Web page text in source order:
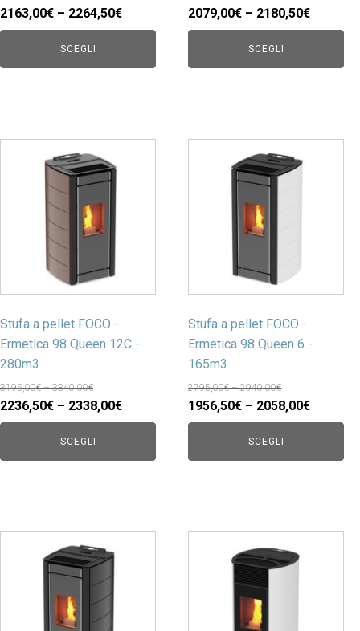
2163,00€ – 2264,50€
SCEGLI
2079,00€ – 2180,50€
SCEGLI
Stufa a pellet FOCO -
Ermetica 98 Queen 12C -
280m3
3195,00€ – 3340,00€
2236,50€ – 2338,00€
SCEGLI
Stufa a pellet FOCO -
Ermetica 98 Queen 6 -
165m3
2795,00€ – 2940,00€
1956,50€ – 2058,00€
SCEGLI